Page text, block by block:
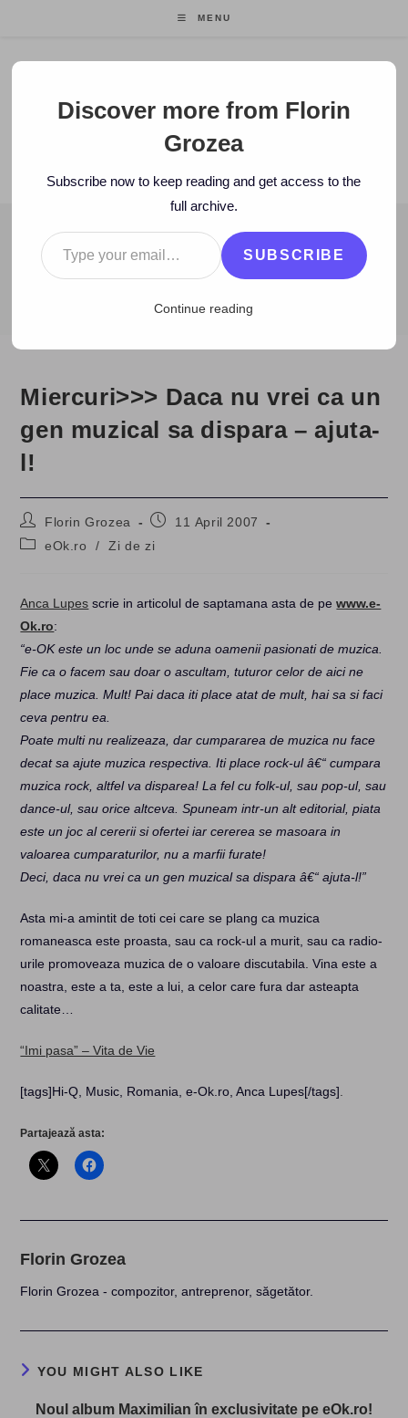
MENU
Florin Grozea
ENTREPRENEUR. FOUNDER/CEO MOCAPP.
BLOG
2007 > April > 11 > Zi de zi Miercuri>>> Daca nu vrei ca un
Miercuri>>> Daca nu vrei ca un
gen muzical sa dispara – ajuta-
l!
Post
author:
Florin Grozea
Post11 April 2007
PosteOk.ro / Zi de zi
Anca Lupes scrie in articolul de saptamana asta de pewww.e-
Ok.ro:
“e-OK este un loc unde se aduna oamenii pasionati de muzica.
Fie ca o facem sau doar o ascultam, tuturor celor de aici ne
place muzica. Mult! Pai daca iti place atat de mult, hai sa si faci
ceva pentru ea.
Poate multi nu realizeaza, dar cumpararea de muzica nu face
decat sa ajute muzica respectiva. Iti place rock-ul â€“ cumpara
muzica rock, altfel va disparea! La fel cu folk-ul, sau pop-ul, sau
dance-ul, sau orice altceva. Spuneam intr-un alt editorial, piata
este un joc al cererii si ofertei iar cererea se masoara in
valoarea cumparaturilor, nu a marfii furate!
Deci, daca nu vrei ca un gen muzical sa dispara â€“ ajuta-l!”
Asta mi-a amintit de toti cei care se plang ca muzica
romaneasca este proasta, sau ca rock-ul a murit, sau ca radio-
urile promoveaza muzica de o valoare discutabila. Vina este a
noastra, este a ta, este a lui, a celor care fura dar asteapta
calitate…
“Imi pasa” – Vita de Vie
[tags]Hi-Q, Music, Romania, e-Ok.ro, Anca Lupes[/tags]
Partajează asta:
Florin Grozea
Florin Grozea - compozitor, antreprenor, săgetător.
YOU MIGHT ALSO LIKE
Noul album Maximilian în exclusivitate pe eOk.ro!
Discover more from Florin
Grozea
Subscribe now to keep reading and get access to the
full archive.
Type your email…
SUBSCRIBE
Continue reading